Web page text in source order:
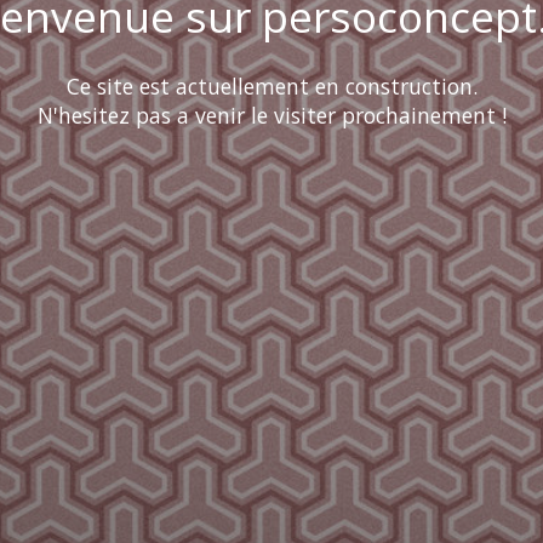
sur
Ce site est actuellement en construction.
N'hesitez pas a venir le visiter prochainement !